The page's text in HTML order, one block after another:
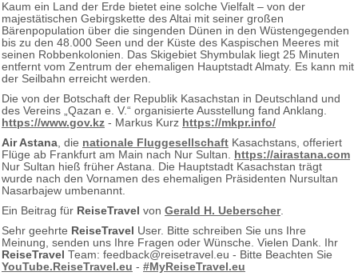
Kaum ein Land der Erde bietet eine solche Vielfalt – von der
majestätischen Gebirgskette des Altai mit seiner großen
Bärenpopulation über die singenden Dünen in den Wüstengegenden
bis zu den 48.000 Seen und der Küste des Kaspischen Meeres mit
seinen Robbenkolonien. Das Skigebiet Shymbulak liegt 25 Minuten
entfernt vom Zentrum der ehemaligen Hauptstadt Almaty. Es kann mit
der Seilbahn erreicht werden.
Die von der Botschaft der Republik Kasachstan in Deutschland und
des Vereins „Qazan e. V.“ organisierte Ausstellung fand Anklang.
https://www.gov.kz - Markus Kurz https://mkpr.info/
Air Astana, die nationale Fluggesellschaft Kasachstans, offeriert
Flüge ab Frankfurt am Main nach Nur Sultan. https://airastana.com
Nur Sultan hieß früher Astana. Die Hauptstadt Kasachstan trägt
wurde nach den Vornamen des ehemaligen Präsidenten Nursultan
Nasarbajew umbenannt.
Ein Beitrag für ReiseTravel von Gerald H. Ueberscher.
Sehr geehrte ReiseTravel User. Bitte schreiben Sie uns Ihre
Meinung, senden uns Ihre Fragen oder Wünsche. Vielen Dank. Ihr
ReiseTravel Team: feedback@reisetravel.eu - Bitte Beachten Sie
YouTube.ReiseTravel.eu - #MyReiseTravel.eu